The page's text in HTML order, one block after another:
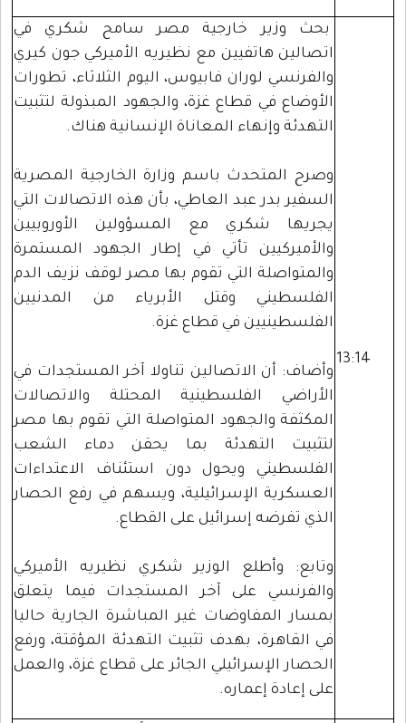
13:14
بحث وزير خارجية مصر سامح شكري في
اتصالين هاتفيين مع نظيريه الأميركي جون كيري
والفرنسي لوران فابيوس، اليوم الثلاثاء، تطورات
الأوضاع في قطاع غزة، والجهود المبذولة لتثبيت
التهدئة وإنهاء المعاناة الإنسانية هناك.
وصرح المتحدث باسم وزارة الخارجية المصرية
السفير بدر عبد العاطي، بأن هذه الاتصالات التي
يجريها شكري مع المسؤولين الأوروبيين
والأميركيين تأتي في إطار الجهود المستمرة
والمتواصلة التي تقوم بها مصر لوقف نزيف الدم
الفلسطيني وقتل الأبرياء من المدنيين
الفلسطينيين في قطاع غزة.
وأضاف: أن الاتصالين تناولا آخر المستجدات في
الأراضي الفلسطينية المحتلة والاتصالات
المكثفة والجهود المتواصلة التي تقوم بها مصر
لتثبيت التهدئة بما يحقن دماء الشعب
الفلسطيني ويحول دون استئناف الاعتداءات
العسكرية الإسرائيلية، ويسهم في رفع الحصار
الذي تفرضه إسرائيل على القطاع.
وتابع: وأطلع الوزير شكري نظيريه الأميركي
والفرنسي على آخر المستجدات فيما يتعلق
بمسار المفاوضات غير المباشرة الجارية حاليا
في القاهرة، بهدف تثبيت التهدئة المؤقتة، ورفع
الحصار الإسرائيلي الجائر على قطاع غزة، والعمل
على إعادة إعماره.